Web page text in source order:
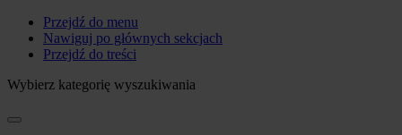
Przejdź do menu
Nawiguj po głównych sekcjach
Przejdź do treści
Wybierz kategorię wyszukiwania